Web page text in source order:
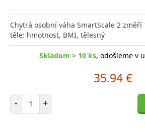
Chytrá osobní váha SmartScale 2
těle: hmotnost, BMI, tělesný
Skladom > 10 ks, odošleme v
35.94 €
- Počet položiek
+